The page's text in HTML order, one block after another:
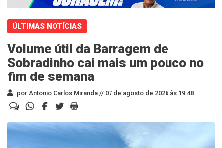
ÚLTIMAS NOTÍCIAS
Volume útil da Barragem de
Sobradinho cai mais um pouco no
fim de semana
por Antonio Carlos Miranda // 07 de agosto de 2026 às 19:48